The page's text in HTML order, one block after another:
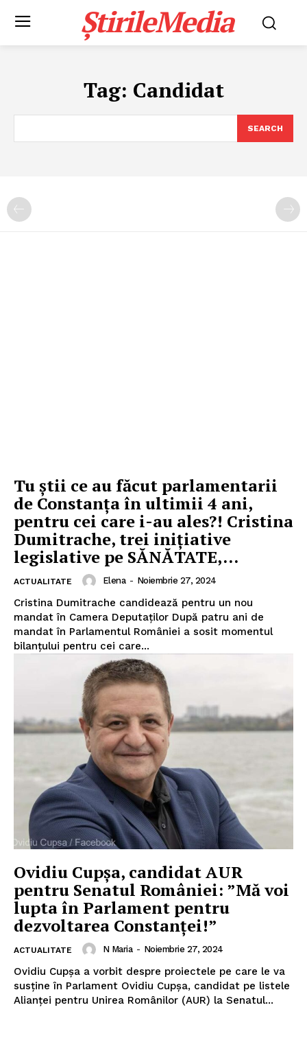
ȘtirileMedia
Tag: Candidat
SEARCH
Tu știi ce au făcut parlamentarii
de Constanța în ultimii 4 ani,
pentru cei care i-au ales?! Cristina
Dumitrache, trei inițiative
legislative pe SĂNĂTATE,...
ACTUALITATE Elena - Noiembrie 27, 2024
Cristina Dumitrache candidează pentru un nou
mandat în Camera Deputaților După patru ani de
mandat în Parlamentul României a sosit momentul
bilanțului pentru cei care...
Ovidiu Cupșa, candidat AUR
pentru Senatul României: ”Mă voi
lupta în Parlament pentru
dezvoltarea Constanței!”
ACTUALITATE N Maria - Noiembrie 27, 2024
Ovidiu Cupșa a vorbit despre proiectele pe care le va
susține în Parlament Ovidiu Cupșa, candidat pe listele
Alianţei pentru Unirea Românilor (AUR) la Senatul...